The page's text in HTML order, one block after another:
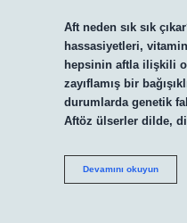
Aft neden sık sık
hassasiyetleri,
hepsinin aftla ilişkili
zayıflamış bir
durumlarda genetik
Aftöz ülserler dilde,
Devamını okuyunSürekli